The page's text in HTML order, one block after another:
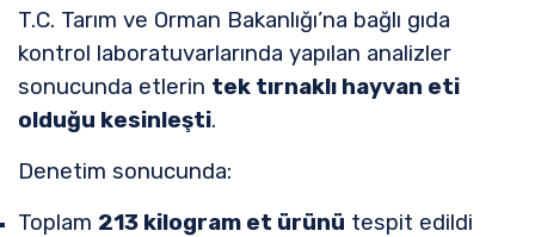
T.C. Tarım ve Orman Bakanlığı’na bağlı gıda
kontrol laboratuvarlarında yapılan analizler
sonucunda etlerin tek tırnaklı hayvan eti
olduğu kesinleşti.
Denetim sonucunda:
Toplam 213 kilogram et ürünü tespit edildi